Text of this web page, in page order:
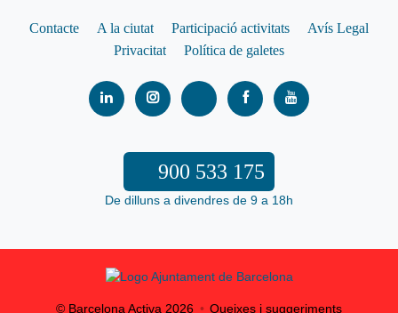
Contacte A la ciutat Participació activitats
Avís Legal
Privacitat
Política de galetes
900 533 175
De dilluns a divendres de 9 a 18h
© Barcelona Activa 2026 Queixes i suggeriments